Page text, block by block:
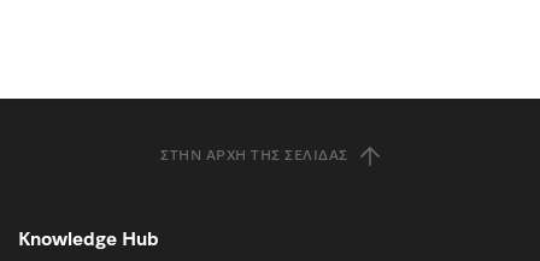
ΣΤΗΝ ΑΡΧΉ ΤΗΣ ΣΕΛΊΔΑΣ
Knowledge Hub